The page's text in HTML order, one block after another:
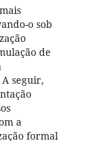
o sob
de
seguir,
a
formal